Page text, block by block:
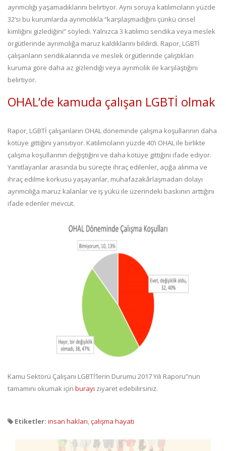
ayrımcılığı yaşamadıklarını belirtiyor. Aynı soruya katılımcıların yüzde
32’si bu kurumlarda ayrımcılıkla “karşılaşmadığını çünkü cinsel
kimliğini gizlediğini” söyledi. Yalnızca 3 katılımcı sendika veya meslek
örgütlerinde ayrımcılığa maruz kaldıklarını bildirdi. Rapor, LGBTİ
çalışanların sendikalarında ve meslek örgütlerinde çalıştıkları
kuruma göre daha az gizlendiği veya ayrımcılık ile karşılaştığını
belirtiyor.
OHAL’de kamuda çalışan LGBTİ olmak
Rapor, LGBTİ çalışanların OHAL döneminde çalışma koşullarının daha
kötüye gittiğini yansıtıyor. Katılımcıların yüzde 40’ı OHAL ile birlikte
çalışma koşullarının değiştiğini ve daha kötüye gittiğini ifade ediyor.
Yanıtlayanlar arasında bu süreçte ihraç edilenler, açığa alınma ve
ihraç edilme korkusu yaşayanlar, muhafazakârlaşmadan dolayı
ayrımcılığa maruz kalanlar ve iş yükü ile üzerindeki baskının arttığını
ifade edenler mevcut.
Kamu Sektörü Çalışanı LGBTİ’lerin Durumu 2017 Yılı Raporu”nun
tamamını okumak için burayı ziyaret edebilirsiniz.
Etiketler: insan hakları,çalışma hayatı